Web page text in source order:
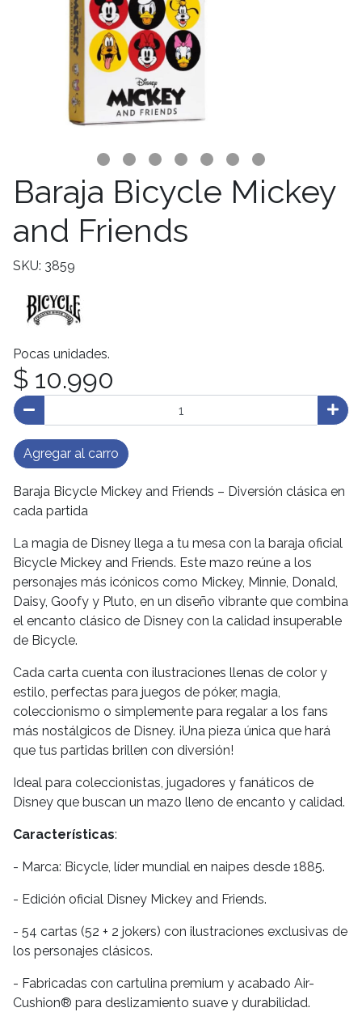
Baraja Bicycle Mickey
and Friends
SKU: 3859
Pocas unidades.
$ 10.990
Agregar al carro
Baraja Bicycle Mickey and Friends – Diversión clásica en
cada partida
La magia de Disney llega a tu mesa con la baraja oficial
Bicycle Mickey and Friends. Este mazo reúne a los
personajes más icónicos como Mickey, Minnie, Donald,
Daisy, Goofy y Pluto, en un diseño vibrante que combina
el encanto clásico de Disney con la calidad insuperable
de Bicycle.
Cada carta cuenta con ilustraciones llenas de color y
estilo, perfectas para juegos de póker, magia,
coleccionismo o simplemente para regalar a los fans
más nostálgicos de Disney. ¡Una pieza única que hará
que tus partidas brillen con diversión!
Ideal para coleccionistas, jugadores y fanáticos de
Disney que buscan un mazo lleno de encanto y calidad.
Características:
- Marca: Bicycle, líder mundial en naipes desde 1885.
- Edición oficial Disney Mickey and Friends.
- 54 cartas (52 + 2 jokers) con ilustraciones exclusivas de
los personajes clásicos.
- Fabricadas con cartulina premium y acabado Air-
Cushion® para deslizamiento suave y durabilidad.